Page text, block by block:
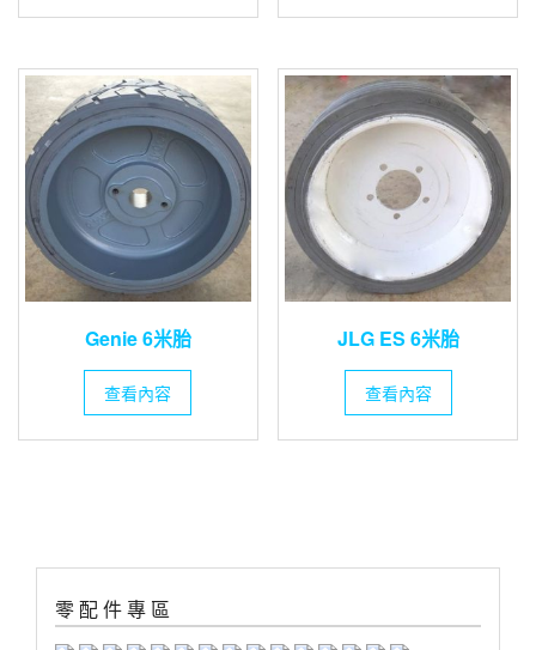
Genie 6米胎
查看內容
JLG ES 6米胎
查看內容
零 配 件 專 區